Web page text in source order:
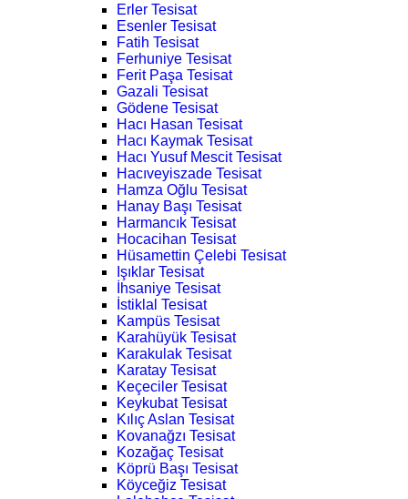
Erler Tesisat
Esenler Tesisat
Fatih Tesisat
Ferhuniye Tesisat
Ferit Paşa Tesisat
Gazali Tesisat
Gödene Tesisat
Hacı Hasan Tesisat
Hacı Kaymak Tesisat
Hacı Yusuf Mescit Tesisat
Hacıveyiszade Tesisat
Hamza Oğlu Tesisat
Hanay Başı Tesisat
Harmancık Tesisat
Hocacihan Tesisat
Hüsamettin Çelebi Tesisat
Işıklar Tesisat
İhsaniye Tesisat
İstiklal Tesisat
Kampüs Tesisat
Karahüyük Tesisat
Karakulak Tesisat
Karatay Tesisat
Keçeciler Tesisat
Keykubat Tesisat
Kılıç Aslan Tesisat
Kovanağzı Tesisat
Kozağaç Tesisat
Köprü Başı Tesisat
Köyceğiz Tesisat